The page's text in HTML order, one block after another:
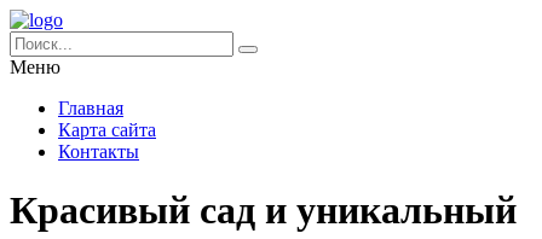
Меню
Главная
Карта сайта
Контакты
Красивый сад и уникальный